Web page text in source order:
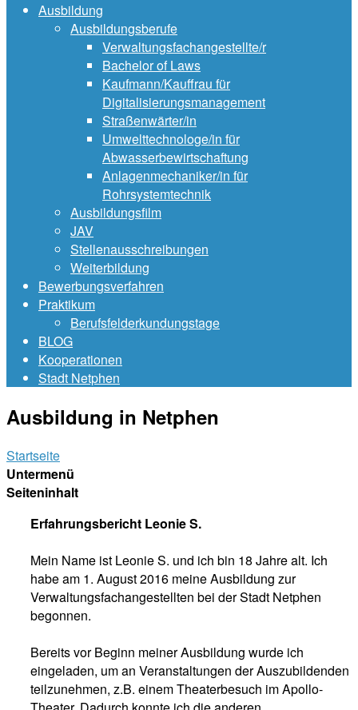
Ausbildung
Ausbildungsberufe
Verwaltungsfachangestellte/r
Bachelor of Laws
Kaufmann/Kauffrau für
Digitalisierungsmanagement
Straßenwärter/in
Umwelttechnologe/in für
Abwasserbewirtschaftung
Anlagenmechaniker/in für
Rohrsystemtechnik
Ausbildungsfilm
JAV
Stellenausschreibungen
Weiterbildung
Bewerbungsverfahren
Praktikum
Berufsfelderkundungstage
BLOG
Kooperationen
Stadt Netphen
Ausbildung in Netphen
Startseite
Untermenü
Seiteninhalt
Erfahrungsbericht LeonieS.
Mein Name ist Leonie S. und ich bin 18 Jahre alt. Ich
habe am 1. August 2016 meine Ausbildung zur
Verwaltungsfachangestellten bei der Stadt Netphen
begonnen.
Bereits vor Beginn meiner Ausbildung wurde ich
eingeladen, um an Veranstaltungen der Auszubildenden
teilzunehmen, z.B. einem Theaterbesuch im Apollo-